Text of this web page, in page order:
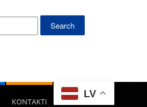
Search
KONTAKTI
LV